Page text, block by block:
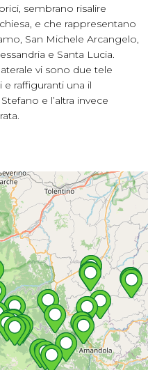
sembrano risalire
e che rappresentano
San Michele Arcangelo,
e Santa Lucia.
vi sono due tele
e raffiguranti una il
e l’altra invece